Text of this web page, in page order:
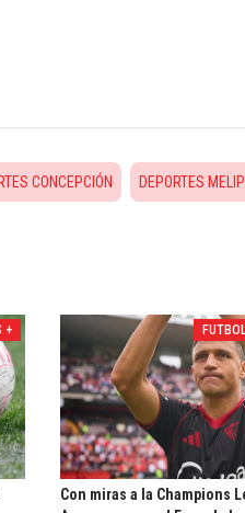
CONCEPCIÓN DEPORTES
+
Con miras a la Champions